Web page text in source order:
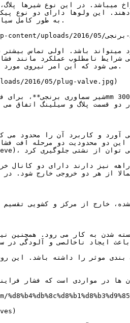
می شود که این امر نیروی مورد
دو قسمت پلاگ و سیلینگ اتفاق
خارج از مرکز و کشویی
ایجاد ناخالصی و آلودگی در